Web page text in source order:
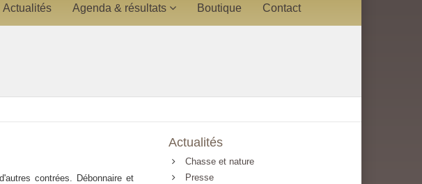
Actualités Agenda & résultats Boutique Contact
contrées. Débonnaire et
Actualités
Chasse et nature
Presse